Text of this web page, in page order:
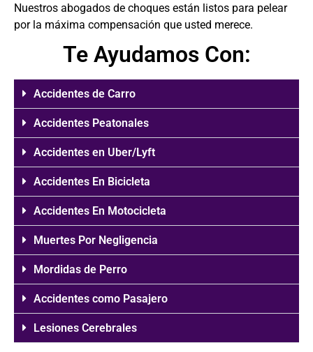
Nuestros abogados de choques están listos para pelear
por la máxima compensación que usted merece.
Te Ayudamos Con:
Accidentes de Carro
Accidentes Peatonales
Accidentes en Uber/Lyft
Accidentes En Bicicleta
Accidentes En Motocicleta
Muertes Por Negligencia
Mordidas de Perro
Accidentes como Pasajero
Lesiones Cerebrales